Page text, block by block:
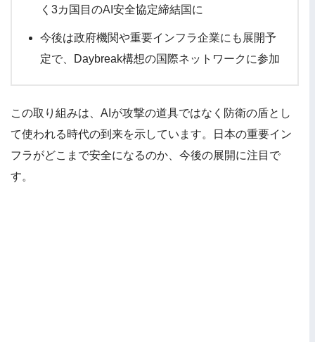
く3カ国目のAI安全協定締結国に
今後は政府機関や重要インフラ企業にも展開予
定で、Daybreak構想の国際ネットワークに参加
この取り組みは、AIが攻撃の道具ではなく防衛の盾とし
て使われる時代の到来を示しています。日本の重要イン
フラがどこまで安全になるのか、今後の展開に注目で
す。